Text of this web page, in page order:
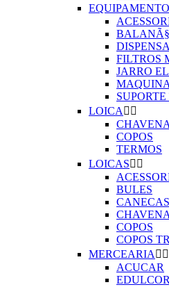
FILTROS
JARRO
LOICA  
COPOS
TERMOS
LOICAS 
BULES
COPOS
COPOS
MERCEARIA  
ACUCAR